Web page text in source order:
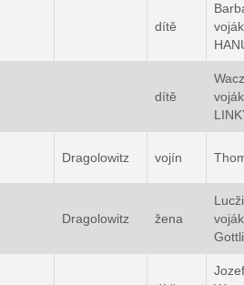
dítě
dítě
Dragolowitz vojín
Dragolowitz žena